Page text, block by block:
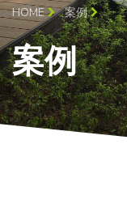
HOME 案例
案例